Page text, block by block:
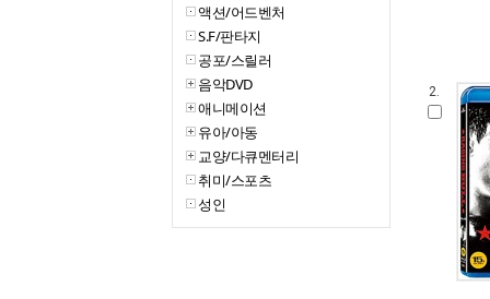
액션/어드벤처
S.F/판타지
공포/스릴러
음악DVD
애니메이션
유아/아동
교양/다큐멘터리
취미/스포츠
성인
2.